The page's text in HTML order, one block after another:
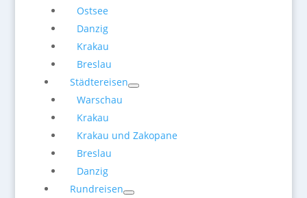
Ostsee
Danzig
Krakau
Breslau
Städtereisen
Warschau
Krakau
Krakau und Zakopane
Breslau
Danzig
Rundreisen